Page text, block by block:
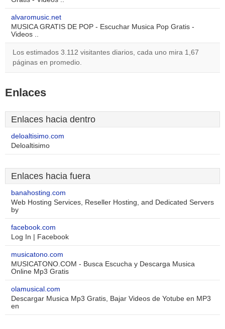
alvaromusic.net
MUSICA GRATIS DE POP - Escuchar Musica Pop Gratis -
Videos ..
Los estimados 3.112 visitantes diarios, cada uno mira 1,67
páginas en promedio.
Enlaces
Enlaces hacia dentro
deloaltisimo.com
Deloaltisimo
Enlaces hacia fuera
banahosting.com
Web Hosting Services, Reseller Hosting, and Dedicated Servers
by
facebook.com
Log In | Facebook
musicatono.com
MUSICATONO.COM - Busca Escucha y Descarga Musica
Online Mp3 Gratis
olamusical.com
Descargar Musica Mp3 Gratis, Bajar Videos de Yotube en MP3
en